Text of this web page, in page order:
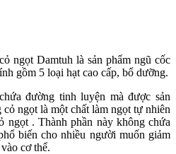
ngọt Damtuh là sản phẩm ngũ cốc
gồm 5 loại hạt cao cấp, bổ dưỡng.
đường tinh luyện mà được sản
ngọt là một chất làm ngọt tự nhiên
ngọt . Thành phần này không chứa
biến cho nhiều người muốn giảm
cơ thể.